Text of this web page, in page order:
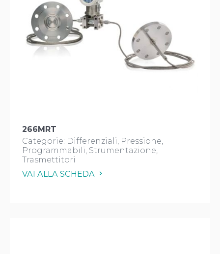
266MRT
Categorie: Differenziali Pressione
Programmabili Strumentazione
Trasmettitori
VAI ALLA SCHEDA